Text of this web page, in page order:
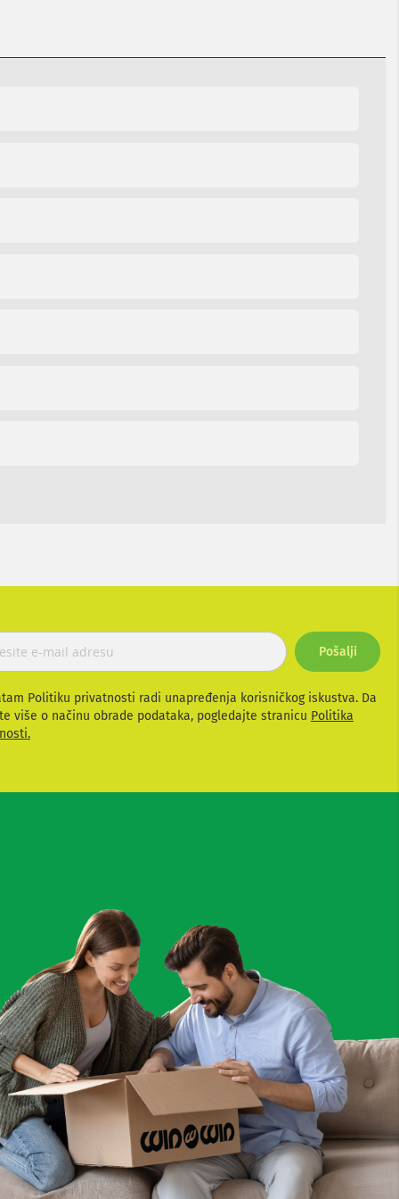
Pošalji
Politiku privatnosti radi unapređenja korisničkog iskustva. Da
više o načinu obrade podataka, pogledajte stranicu Politika